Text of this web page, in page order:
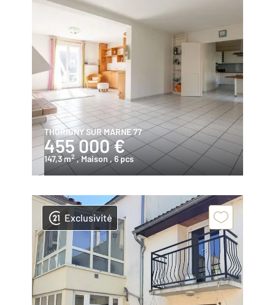
THORIGNY SUR MARNE 77
455 000 €
147,3 m2 , Maison , 6 pcs
Exclusivité